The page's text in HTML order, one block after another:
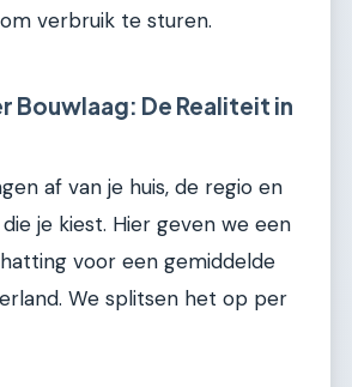
verbruik te sturen.
Bouwlaag: De Realiteit in
af van je huis, de regio en
je kiest. Hier geven we een
voor een gemiddelde
We splitsen het op per